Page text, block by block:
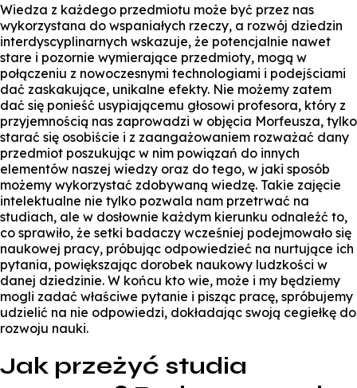
Wiedza z każdego przedmiotu może być przez nas
wykorzystana do wspaniałych rzeczy, a rozwój dziedzin
interdyscyplinarnych wskazuje, że potencjalnie nawet
stare i pozornie wymierające przedmioty, mogą w
połączeniu z nowoczesnymi technologiami i podejściami
dać zaskakujące, unikalne efekty. Nie możemy zatem
dać się ponieść usypiającemu głosowi profesora, który z
przyjemnością nas zaprowadzi w objęcia Morfeusza, tylko
starać się osobiście i z zaangażowaniem rozważać dany
przedmiot poszukując w nim powiązań do innych
elementów naszej wiedzy oraz do tego, w jaki sposób
możemy wykorzystać zdobywaną wiedzę. Takie zajęcie
intelektualne nie tylko pozwala nam przetrwać na
studiach, ale w dosłownie każdym kierunku odnaleźć to,
co sprawiło, że setki badaczy wcześniej podejmowało się
naukowej pracy, próbując odpowiedzieć na nurtujące ich
pytania, powiększając dorobek naukowy ludzkości w
danej dziedzinie. W końcu kto wie, może i my będziemy
mogli zadać właściwe pytanie i pisząc pracę, spróbujemy
udzielić na nie odpowiedzi, dokładając swoją cegiełkę do
rozwoju nauki.
Jak przeżyć studia